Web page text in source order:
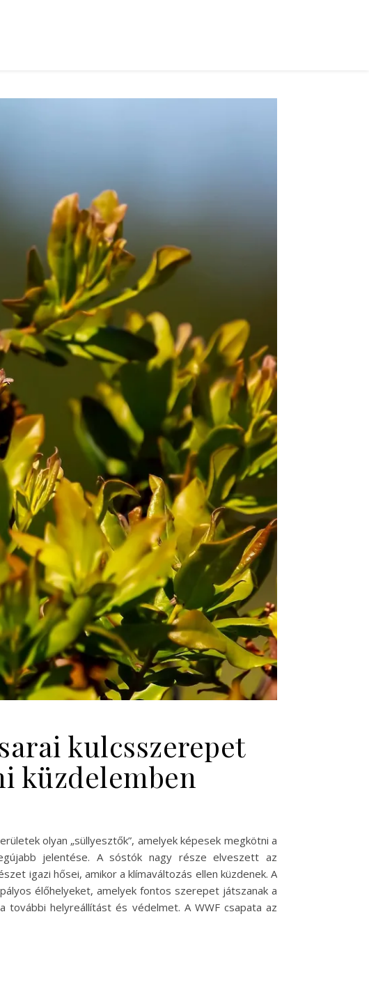
kulcsszerepet
küzdelemben
olyan „süllyesztők”, amelyek képesek megkötni a
jelentése. A sóstók nagy része elveszett az
igazi hősei, amikor a klímaváltozás ellen küzdenek. A
élőhelyeket, amelyek fontos szerepet játszanak a
további helyreállítást és védelmet. A WWF csapata az